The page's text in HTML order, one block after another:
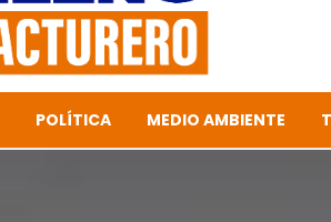
POLÍTICA MEDIO AMBIENTE